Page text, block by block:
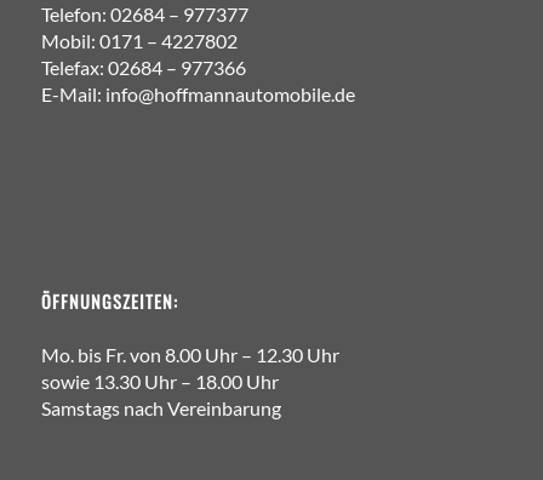
Telefon: 02684 – 977377
Mobil: 0171 – 4227802
Telefax: 02684 – 977366
E-Mail: info@hoffmannautomobile.de
ÖFFNUNGSZEITEN:
Mo. bis Fr. von 8.00 Uhr – 12.30 Uhr
sowie 13.30 Uhr – 18.00 Uhr
Samstags nach Vereinbarung